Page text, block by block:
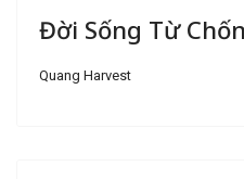
Đời Sống Từ
Quang Harvest